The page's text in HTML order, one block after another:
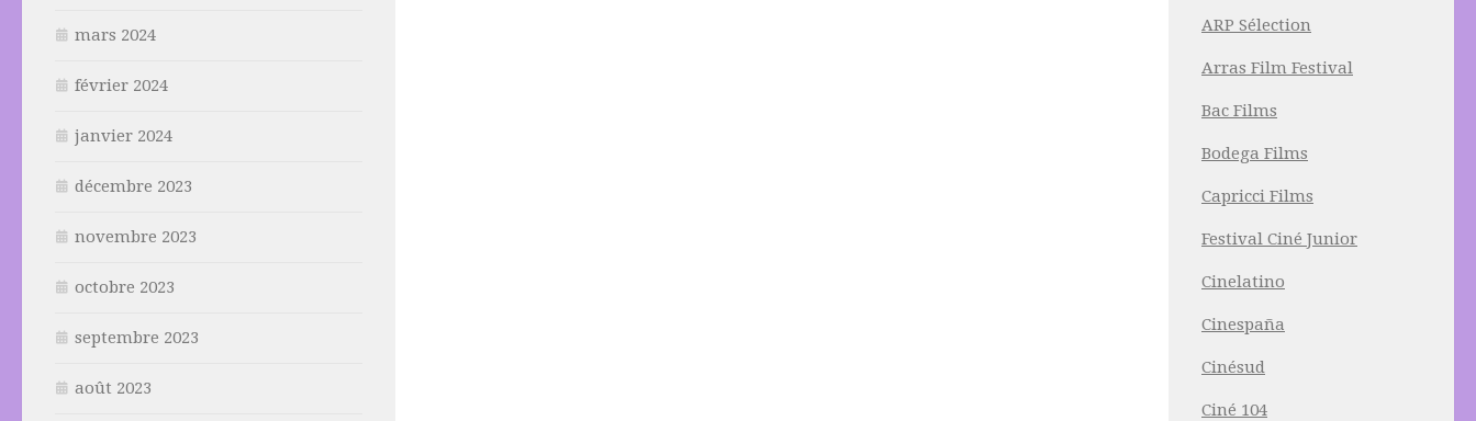
mars 2024
février 2024
janvier 2024
décembre 2023
novembre 2023
octobre 2023
septembre 2023
août 2023
ARP Sélection
Arras Film Festival
Bac Films
Bodega Films
Capricci Films
Festival Ciné Junior
Cinelatino
Cinespaña
Cinésud
Ciné 104